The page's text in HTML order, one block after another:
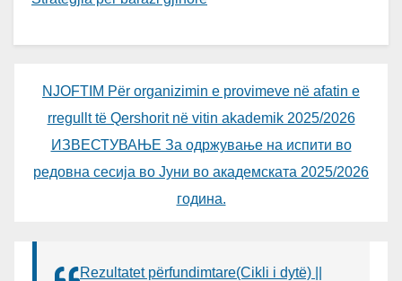
NJOFTIM Për organizimin e provimeve në afatin e
rregullt të Qershorit në vitin akademik 2025/2026
ИЗВЕСТУВАЊЕ За одржување на испити во
редовна сесија во Јуни во академската 2025/2026
година.
Rezultatet përfundimtare(Cikli i dytë) ||